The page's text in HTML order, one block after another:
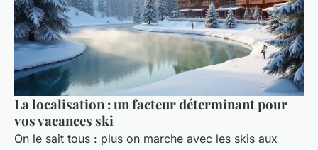
La localisation : un facteur déterminant pour
vos vacances ski
On le sait tous : plus on marche avec les skis aux